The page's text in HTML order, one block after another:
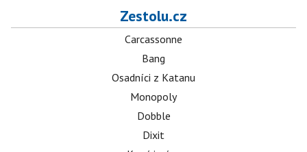
Zestolu.cz
Carcassonne
Bang
Osadníci z Katanu
Monopoly
Dobble
Dixit